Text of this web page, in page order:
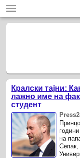
Кралски тајни:
лажно име на
студент
на
Сепак,